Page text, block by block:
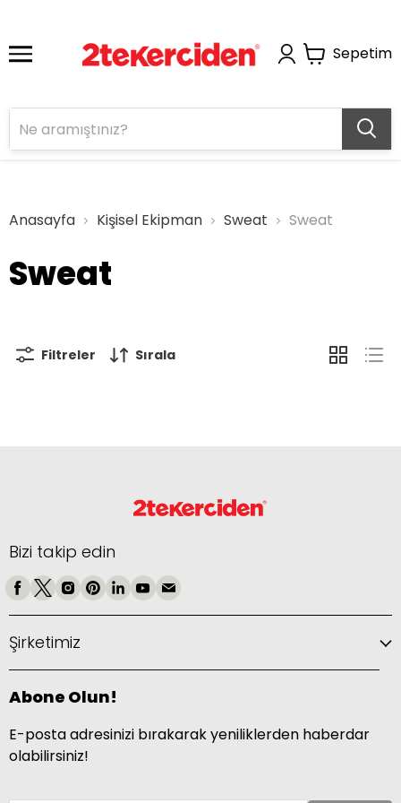
Sepetim
Anasayfa Kişisel Ekipman Sweat Sweat
Sweat
Filtreler Sırala
Bizi takip edin
Şirketimiz
Abone Olun!
E-posta adresinizi bırakarak yeniliklerden haberdar
olabilirsiniz!